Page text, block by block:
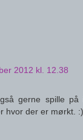
2012 kl. 12.38
gerne spille på
hvor der er mørkt. :)